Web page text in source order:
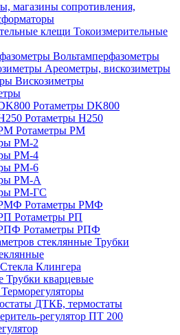
магазины сопротивления,
Токоизмерительные
Вольтамперфазометры
Ареометры, вискозиметры
Вискозиметры
Ротаметры DK800
Ротаметры H250
Ротаметры РМ
РМ-2
РМ-4
РМ-6
РМ-А
РМ-ГС
Ротаметры РМФ
Ротаметры РП
Ротаметры РПФ
Трубки
Стекла Клингера
Трубки кварцевые
Терморегуляторы
ДТКБ, термостаты
ПТ 200